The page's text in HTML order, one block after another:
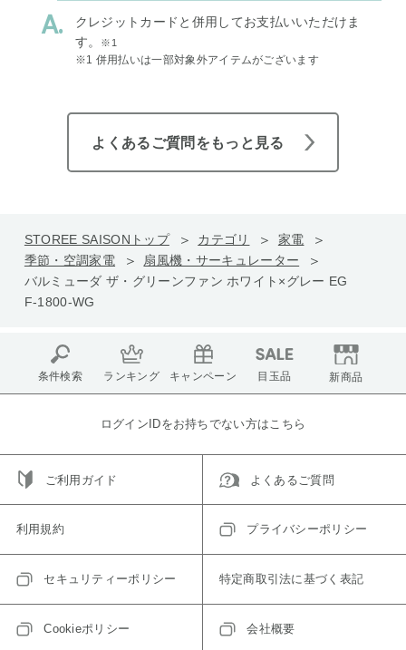
クレジットカードと併用してお支払いいただけま
す。
※1
※1 併用払いは一部対象外アイテムがございます
よくあるご質問をもっと見る
STOREE SAISONトップ カテゴリ
家電
季節・空調家電
扇風機・サーキュレーター
バルミューダ ザ・グリーンファン ホワイト×グレー EG
F-1800-WG
条件検索 ランキング キャンペーン 目玉品 新商品
ログインIDをお持ちでない方はこちら
ご利用ガイド よくあるご質問
利用規約 プライバシーポリシー
セキュリティーポリシー 特定商取引法に基づく表記
Cookieポリシー 会社概要